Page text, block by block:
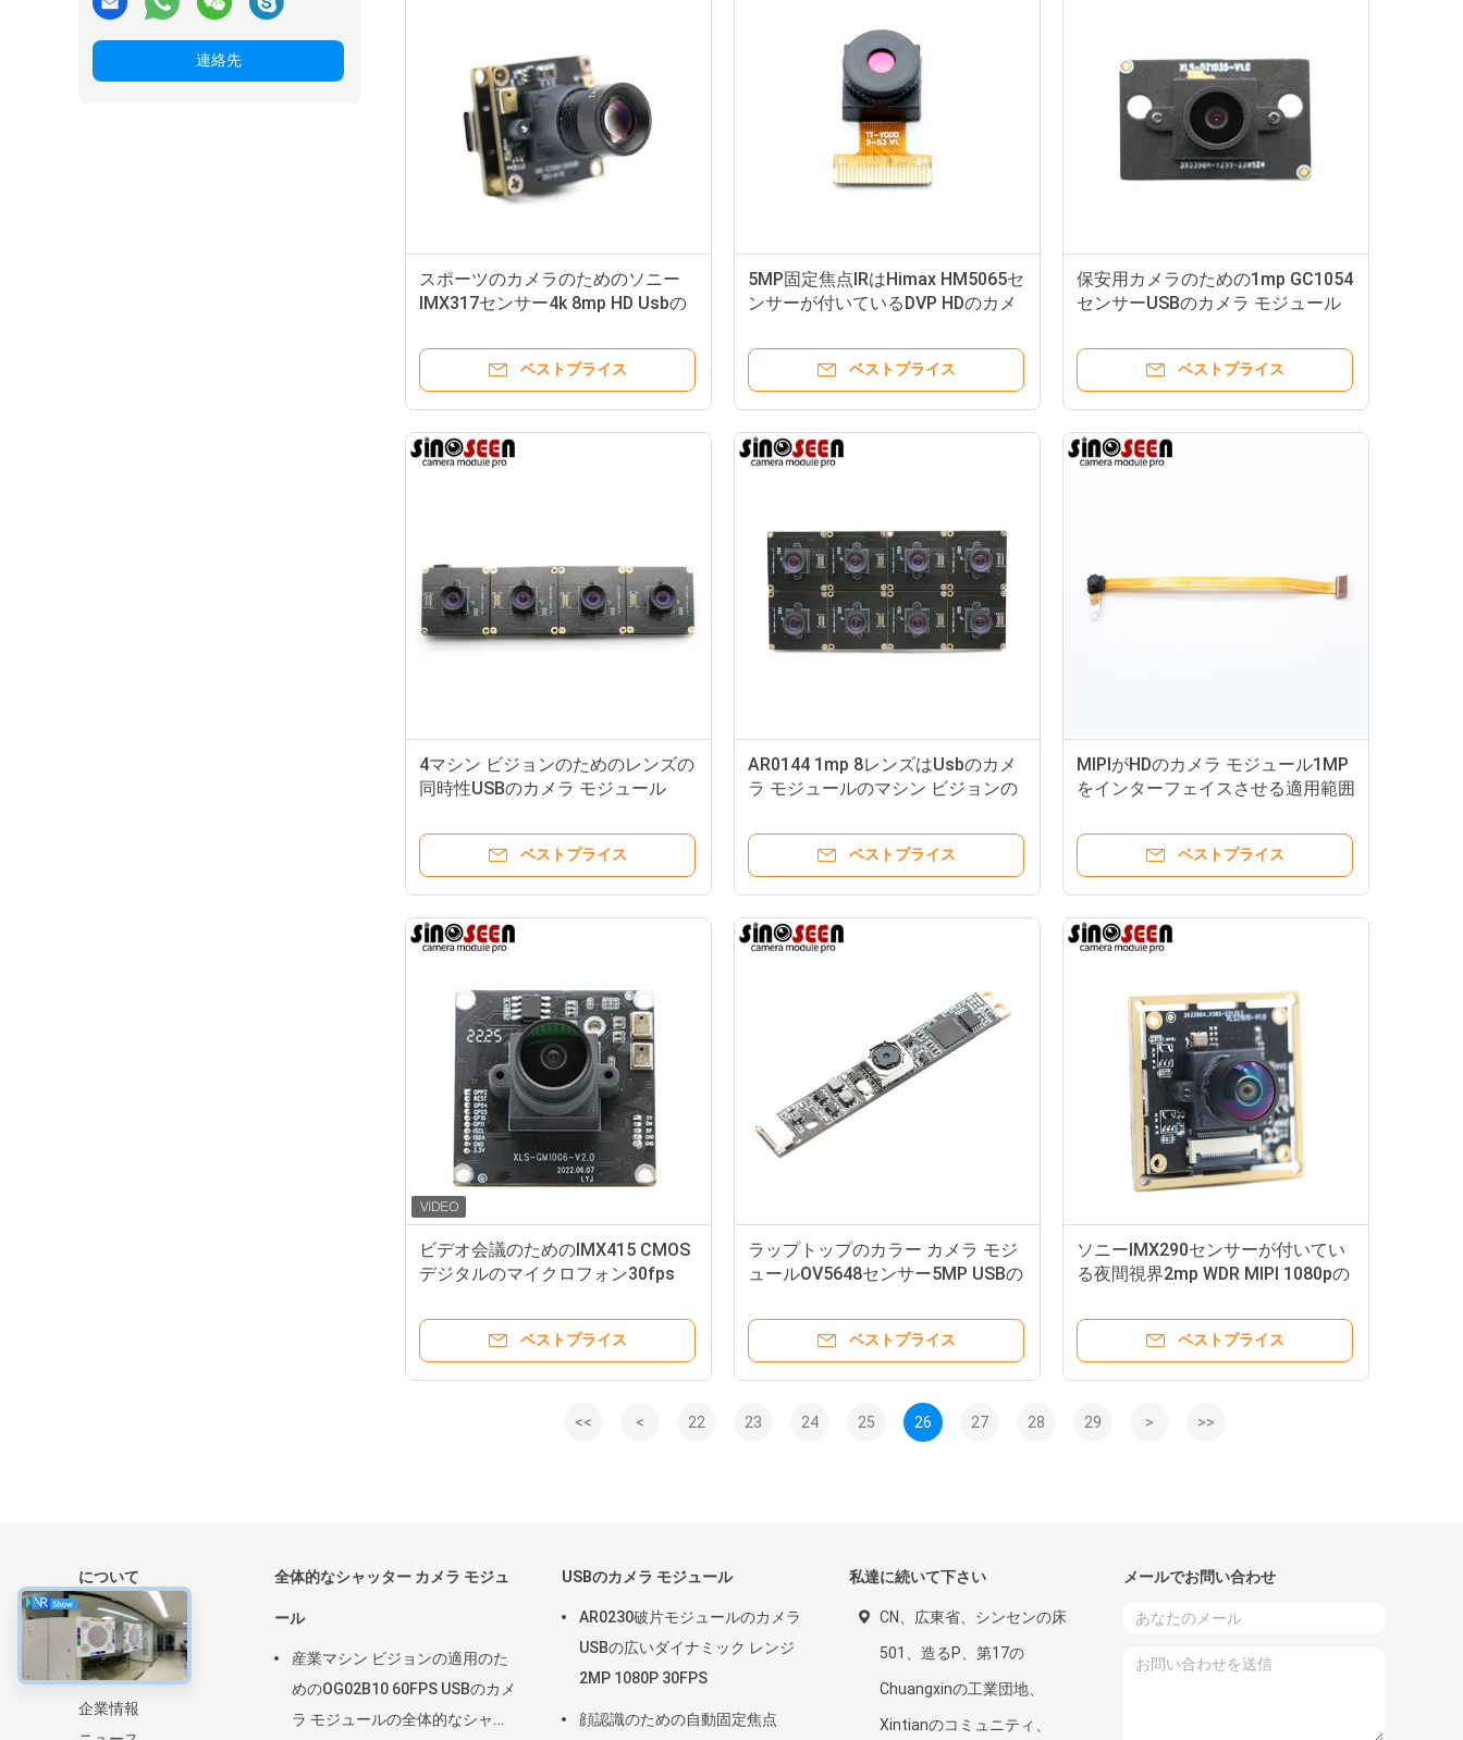
連絡先
スポーツのカメラのためのソニー
IMX317センサー4k 8mp HD Usbの
ベストプライス
5MP固定焦点IRはHimax HM5065セ
ンサーが付いているDVP HDのカメ
ベストプライス
保安用カメラのための1mp GC1054
センサーUSBのカメラ モジュール
ベストプライス
4マシン ビジョンのためのレンズの
同時性USBのカメラ モジュール
ベストプライス
AR0144 1mp 8レンズはUsbのカメ
ラ モジュールのマシン ビジョンの
ベストプライス
MIPIがHDのカメラ モジュール1MP
をインターフェイスさせる適用範囲
ベストプライス
ビデオ会議のためのIMX415 CMOS
デジタルのマイクロフォン30fps
ベストプライス
ラップトップのカラー カメラ モジ
ュールOV5648センサー5MP USBの
ベストプライス
ソニーIMX290センサーが付いてい
る夜間視界2mp WDR MIPI 1080pの
ベストプライス
<< < 22 23 24 25 26 27 28 29 > >>
について
ホーム
製品
VRショー
企業情報
全体的なシャッター カメラ モジュ
ール
産業マシン ビジョンの適用のた
めのOG02B10 60FPS USBのカメ
ラ モジュールの全体的なシャッ
USBのカメラ モジュール
AR0230破片モジュールのカメラ
USBの広いダイナミック レンジ
2MP 1080P 30FPS
顔認識のための自動固定焦点
私達に続いて下さい
CN、広東省、シンセンの床
501、造るP、第17の
Chuangxinの工業団地、
Xintianのコミュニティ、
メールでお問い合わせ